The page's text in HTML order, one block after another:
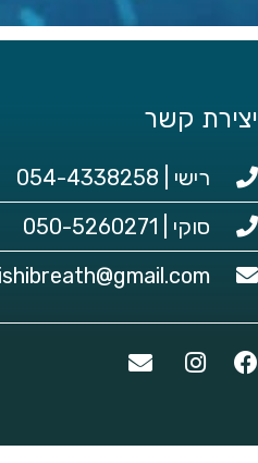
יצירת קשר
רישי | 054-4338258
סוקי | 050-5260271